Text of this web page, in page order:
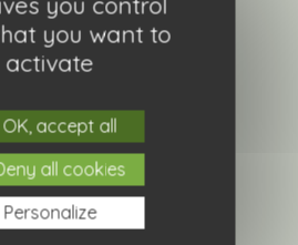
4,20€
à ma liste de courses
you want to
activate
OK, accept all
all cookies
Personalize